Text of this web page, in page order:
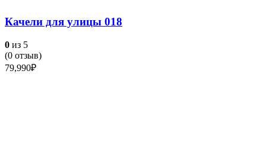
Качели для улицы 018
0 из 5
(0 отзыв)
79,990₽